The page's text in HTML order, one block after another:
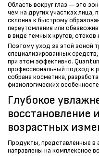
Область вокруг глаз — это
чем на других участках лица,
склонна к быстрому
переутомление или
в виде темных кругов, отеков
Поэтому уход за этой зоной
специализированных
при этом эффективно.
профессиональный подход к
собрана косметика,
физиологических
Глубокое
восстановление
возрастных
Продукты, представленные в
направлены на комплексное